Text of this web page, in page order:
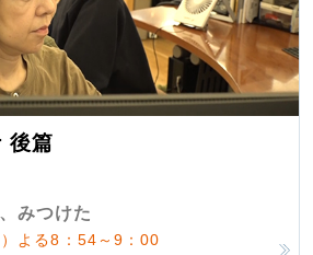
後篇
みつけた
よる8：54～9：00